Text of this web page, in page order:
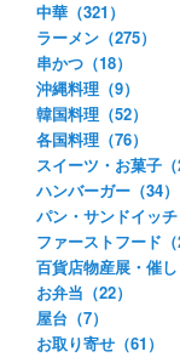
中華（321）
ラーメン（275）
串かつ（18）
沖縄料理（9）
韓国料理（52）
各国料理（76）
スイーツ・お菓子（
ハンバーガー（34）
パン・サンドイッチ
ファーストフード（
百貨店物産展・催し
お弁当（22）
屋台（7）
お取り寄せ（61）